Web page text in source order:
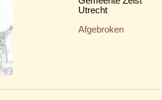
Utrecht
Afgebroken